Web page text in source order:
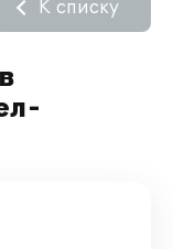
К списку